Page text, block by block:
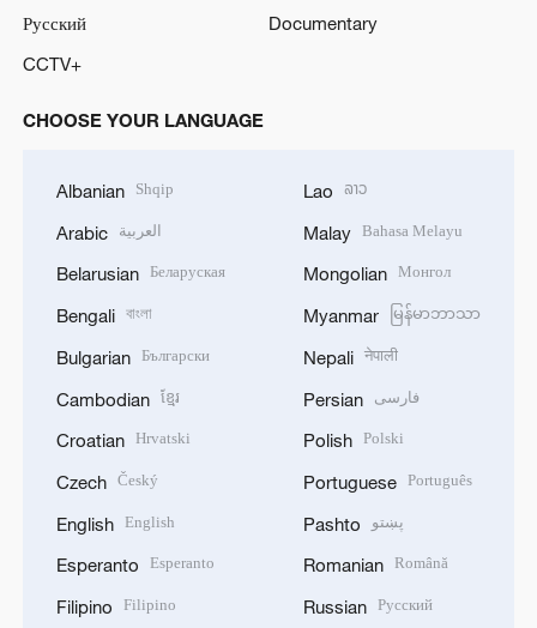
Русский
Documentary
CCTV+
CHOOSE YOUR LANGUAGE
Albanian Shqip
Arabic العربية
Belarusian Беларуская
Bengali বাংলা
Bulgarian Български
Cambodian ខ្មែរ
Croatian Hrvatski
Czech Český
English English
Esperanto Esperanto
Filipino Filipino
Lao ລາວ
Malay Bahasa Melayu
Mongolian Монгол
Myanmar မြန်မာဘာသာ
Nepali नेपाली
Persian فارسی
Polish Polski
Portuguese Português
Pashto پښتو
Romanian Română
Russian Русский